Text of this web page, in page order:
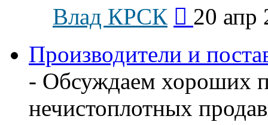
Влад КРСК
последнему
20 апр
Производители и
- Обсуждаем хороших
нечистоплотных